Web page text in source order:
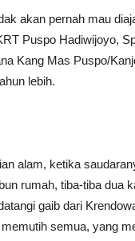
akan pernah mau
Puspo Hadiwijoyo,
Kang Mas Puspo/
lebih.
alam, ketika
rumah, tiba-tiba dua
gaib dari
semua, yang